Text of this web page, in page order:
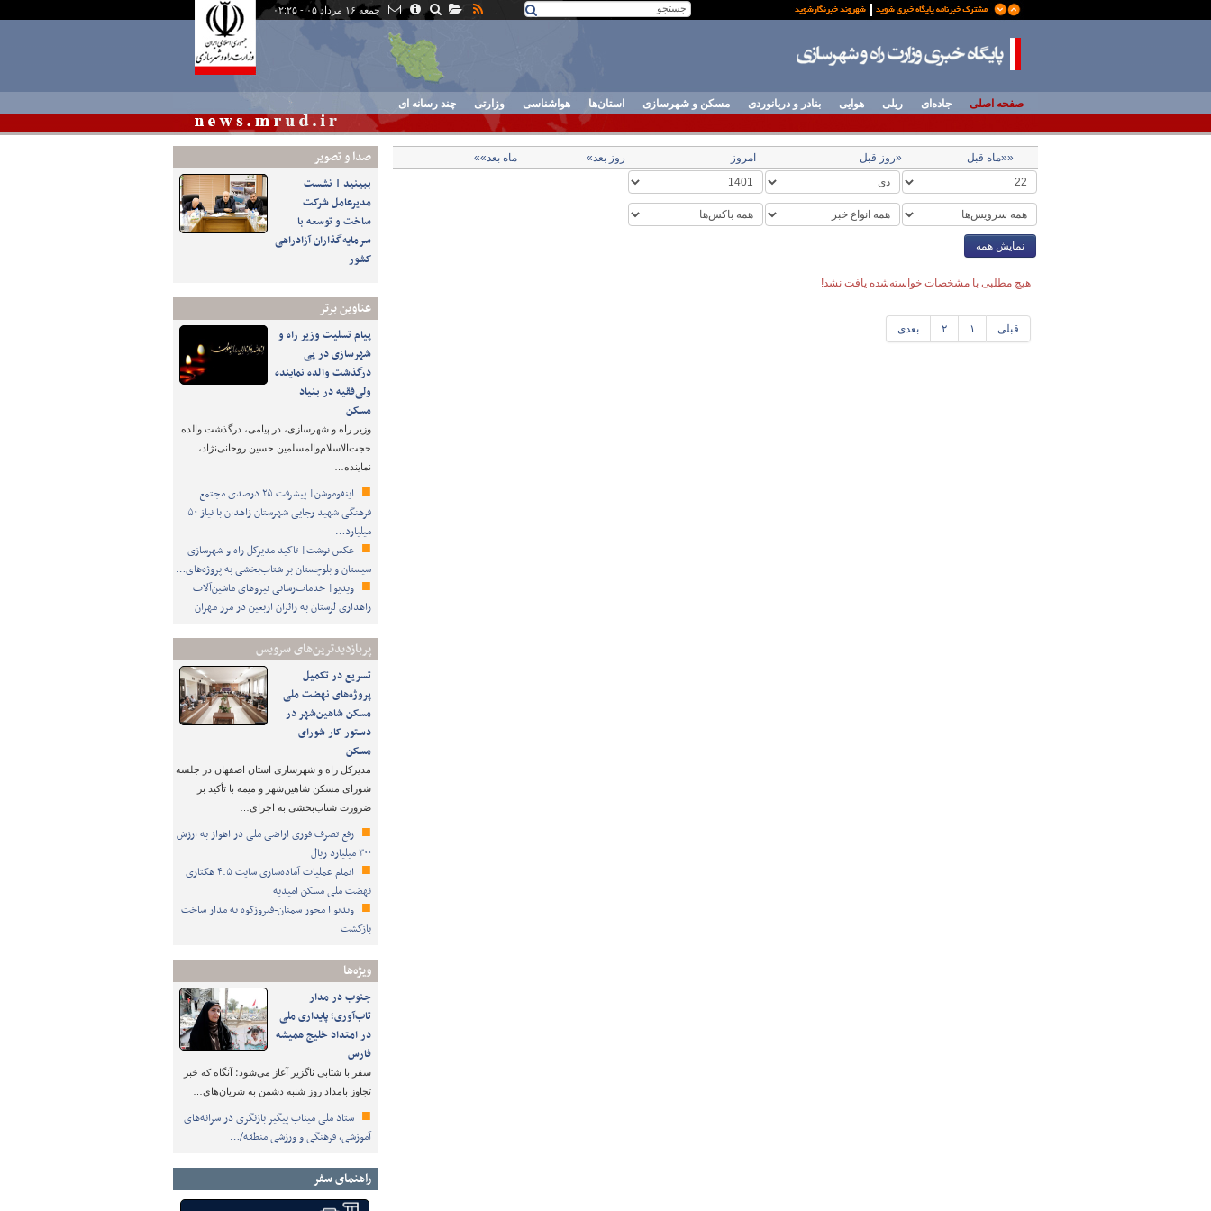
جمعه ۱۶ مرداد ۰۵ - ۰۲:۲۵
صفحه اصلی جاده‌ای ریلی هوایی بنادر و دریانوردی مسکن و شهرسازی استان‌ها هواشناسی وزارتی چند رسانه ای
صدا و تصوير
ببینید | نشست
مدیرعامل شرکت
ساخت و توسعه با
سرمایه‌گذاران آزادراهی
کشور
عناوین برتر
پیام تسلیت وزیر راه و
شهرسازی در پی
درگذشت والده نماینده
ولی‌فقیه در بنیاد
مسکن
وزیر راه و شهرسازی، در پیامی، درگذشت والده
حجت‌الاسلام‌والمسلمین حسین روحانی‌نژاد،
نماینده…
اینفوموشن| پیشرفت ۲۵ درصدی مجتمع
فرهنگی شهید رجایی شهرستان زاهدان با نیاز ۵۰
میلیارد…
عکس نوشت| تاکید مدیرکل راه و شهرسازی
سیستان و بلوچستان بر شتاب‌بخشی به پروژه‌های…
ویدیو| خدمات‌رسانی نیروهای ماشین‌آلات
راهداری لرستان به زائران اربعین در مرز مهران
پربازدیدترین‌های سرویس
تسریع در تکمیل
پروژه‌های نهضت ملی
مسکن شاهین‌شهر در
دستور کار شورای
مسکن
مدیرکل راه و شهرسازی استان اصفهان در جلسه
شورای مسکن شاهین‌شهر و میمه با تأکید بر
ضرورت شتاب‌بخشی به اجرای…
رفع تصرف فوری اراضی ملی در اهواز به ارزش
۳۰۰ میلیارد ریال
اتمام عملیات آماده‌سازی سایت ۴.۵ هکتاری
نهضت ملی مسکن امیدیه
ویدیو ا محور سمنان-فیروزکوه به مدار ساخت
بازگشت
ویژه‌ها
جنوب در مدار
تاب‌آوری؛ پایداری ملی
در امتداد خلیج همیشه
فارس
سفر با شتابی ناگزیر آغاز می‌شود؛ آنگاه که خبر
تجاوز بامداد روز شنبه دشمن به شریان‌های…
ستاد ملی میناب پیگیر بازنگری در سرانه‌های
آموزشی، فرهنگی و ورزشی منطقه/…
راهنمای سفر
««ماه قبل «روز قبل امروز روز بعد» ماه بعد»»
نمایش همه
هیچ مطلبی با مشخصات خواسته‌شده یافت نشد!
قبلی ۱ ۲ بعدی